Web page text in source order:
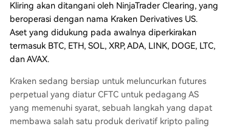
awarkan melalui saluran yang diatur. Keberhasil
an produk ini akan bergantung pada likuiditas,
efisiensi biaya, dan pengalaman pengguna yan
g dapat ditawarkannya.
Kliring akan ditangani oleh NinjaTrader Clearing, yang
beroperasi dengan nama Kraken Derivatives US.
Aset yang didukung pada awalnya diperkirakan
termasuk BTC, ETH, SOL, XRP, ADA, LINK, DOGE, LTC,
dan AVAX.
Kraken sedang bersiap untuk meluncurkan futures
perpetual yang diatur CFTC untuk pedagang AS
yang memenuhi syarat, sebuah langkah yang dapat
membawa salah satu produk derivatif kripto paling